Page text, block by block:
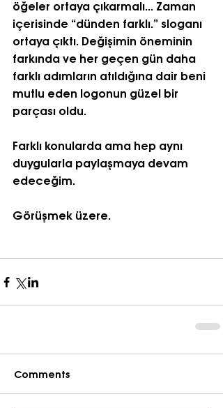
öğeler ortaya çıkarmalı... Zaman
içerisinde “dünden farklı.” sloganı
ortaya çıktı. Değişimin öneminin
farkında ve her geçen gün daha
farklı adımların atıldığına dair beni
mutlu eden logonun güzel bir
parçası oldu.
Farklı konularda ama hep aynı
duygularla paylaşmaya devam
edeceğim.
Görüşmek üzere.
Comments